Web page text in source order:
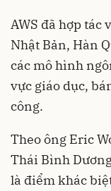
AWS đã hợp tác
Nhật Bản, Hàn
các mô hình
vực giáo dục,
công.
Theo ông Eric
Thái Bình
là điểm khác